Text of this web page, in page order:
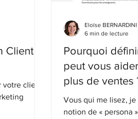
Client
client
Pourquoi
peut vous
plus de ventes
Vous qui me lisez,
notion de « persona
Eloïse BERNARDINI
6 min de lecture